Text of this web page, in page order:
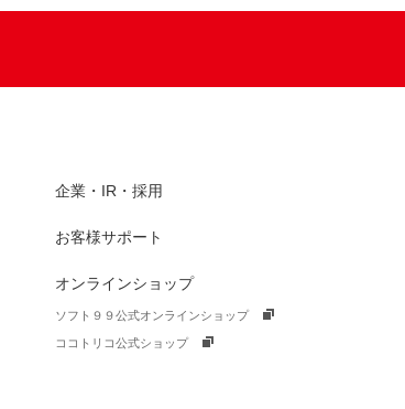
企業・IR・採用
お客様サポート
オンラインショップ
ソフト９９公式オンラインショップ
ココトリコ公式ショップ